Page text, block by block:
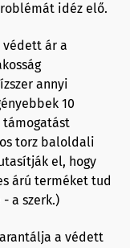
idéz elő.
ár a
annyi
10
támogatást
torz baloldali
el, hogy
árú terméket tud
a szerk.)
a védett